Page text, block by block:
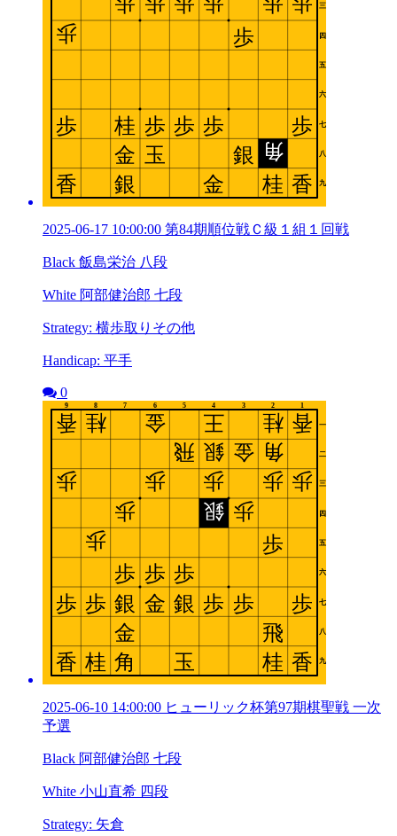
2025-06-17 10:00:00 第84期順位戦Ｃ級１組１回戦
Black 飯島栄治 八段
White 阿部健治郎 七段
Strategy: 横歩取りその他
Handicap: 平手
0
2025-06-10 14:00:00 ヒューリック杯第97期棋聖戦 一次
予選
Black 阿部健治郎 七段
White 小山直希 四段
Strategy: 矢倉